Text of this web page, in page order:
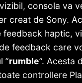
consola va
creat de Sony.
feedback haptic,
feedback care
”rumble”. Acesta
controllere